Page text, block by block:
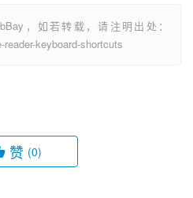
，如若转载，请注明出处：
keyboard-shortcuts
赞 (0)